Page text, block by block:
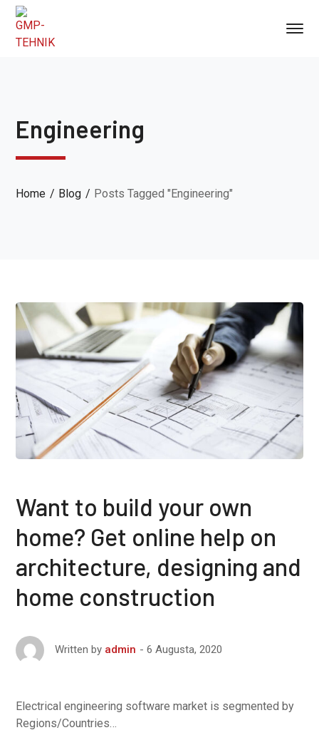
Engineering
Home Blog Posts Tagged "Engineering"
Want to build your own
home? Get online help on
architecture, designing and
home construction
Written by admin 6 Augusta, 2020
Electrical engineering software market is segmented by
Regions/Countries…